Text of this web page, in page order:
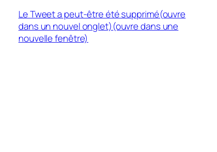
Le Tweet a peut-être été supprimé(ouvre
dans un nouvel onglet)(ouvre dans une
nouvelle fenêtre)